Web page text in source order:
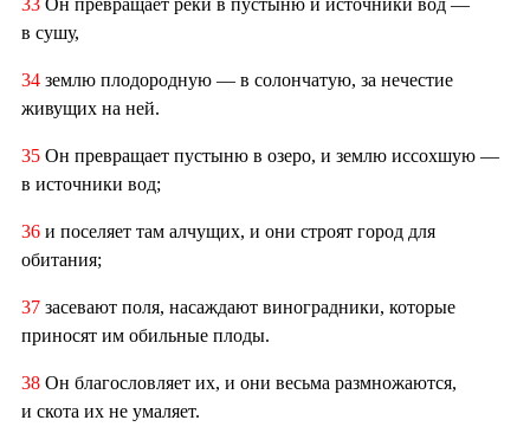
в сушу,
34 землю плодородную — в солончатую, за нечестие
живущих на ней.
35 Он превращает пустыню в озеро, и землю иссохшую —
в источники вод;
36 и поселяет там алчущих, и они строят город для
обитания;
37 засевают поля, насаждают виноградники, которые
приносят им обильные плоды.
38 Он благословляет их, и они весьма размножаются,
и скота их не умаляет.